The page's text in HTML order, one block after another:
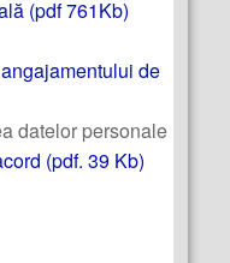
(pdf 761Kb)
de
datelor personale
(pdf. 39 Kb)